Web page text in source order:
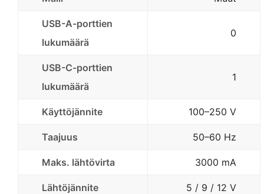
USB-A-porttien
lukumäärä
0
USB-C-porttien
lukumäärä
1
Käyttöjännite 100–250 V
Taajuus 50–60 Hz
Maks. lähtövirta 3000 mA
Lähtöjännite 5 / 9 / 12 V